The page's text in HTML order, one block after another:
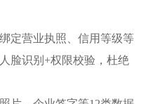
定营业执照、信用等级等
脸识别+权限校验，杜绝